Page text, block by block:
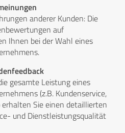
anderer Kunden: Die
auf
Ihnen bei der Wahl eines
gesamte Leistung eines
(z.B. Kundenservice,
Sie einen detaillierten
und Dienstleistungsqualität